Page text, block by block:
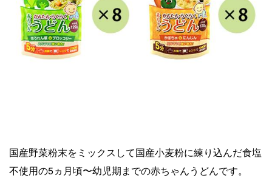
国産野菜粉末をミックスして国産小麦粉に練り込んだ食塩
不使用の5ヵ月頃〜幼児期までの赤ちゃんうどんです。